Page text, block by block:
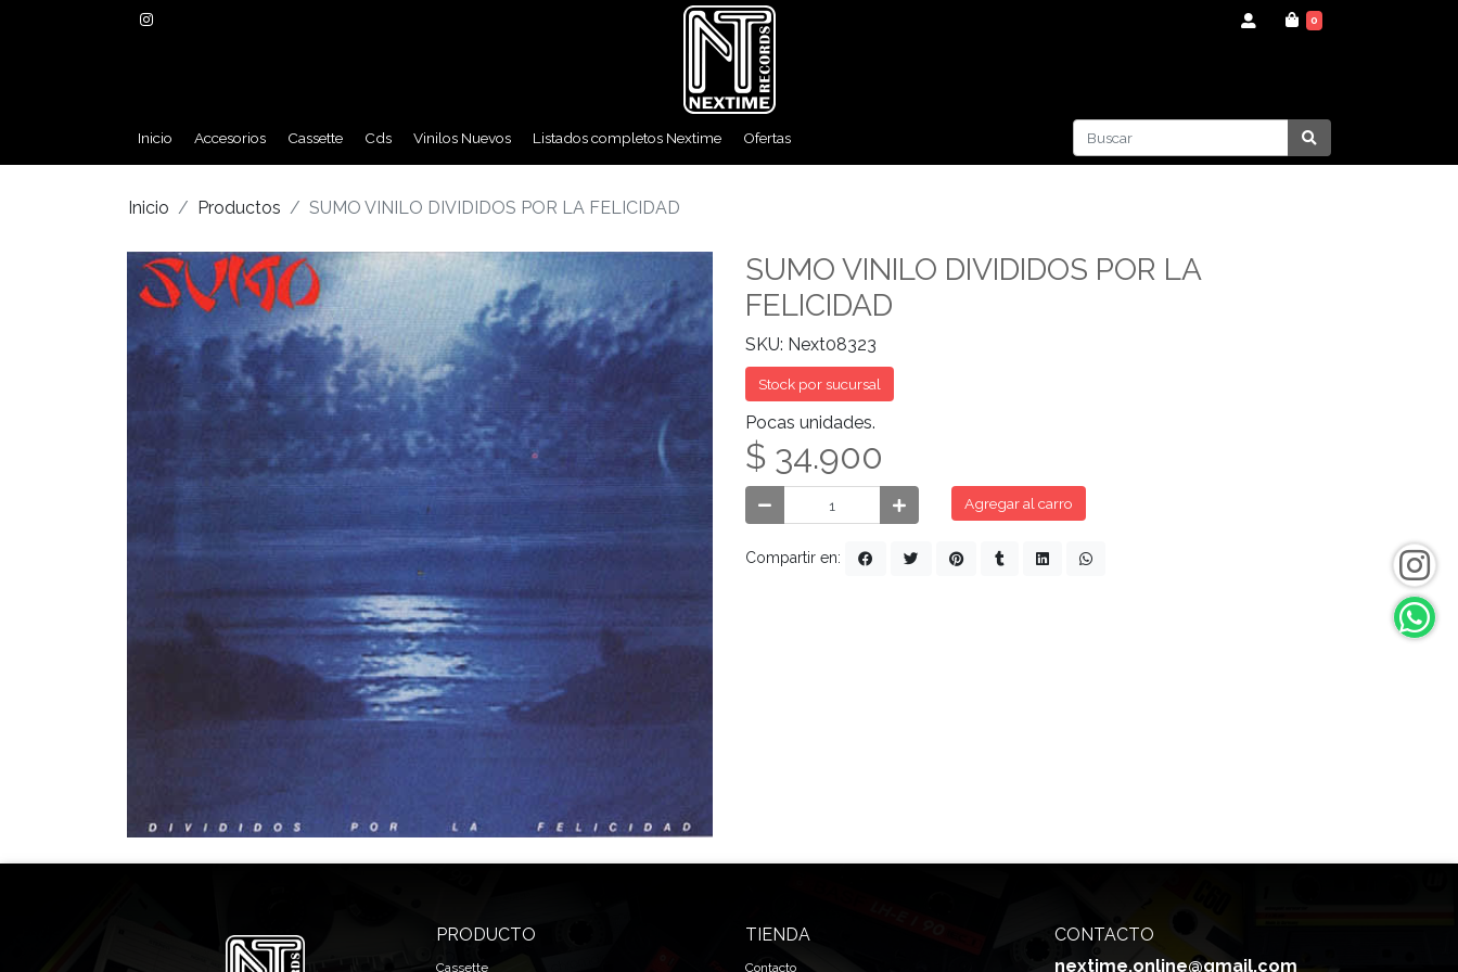
0
Inicio Accesorios Cassette Cds Vinilos Nuevos Listados completos Nextime Ofertas
Inicio Productos SUMO VINILO DIVIDIDOS POR LA FELICIDAD
SUMO VINILO DIVIDIDOS POR LA
FELICIDAD
SKU: Next08323
Stock por sucursal
Pocas unidades.
$ 34.900
Agregar al carro
Compartir en:
PRODUCTO
Cassette
TIENDA
Contacto
CONTACTO
nextime.online@gmail.com